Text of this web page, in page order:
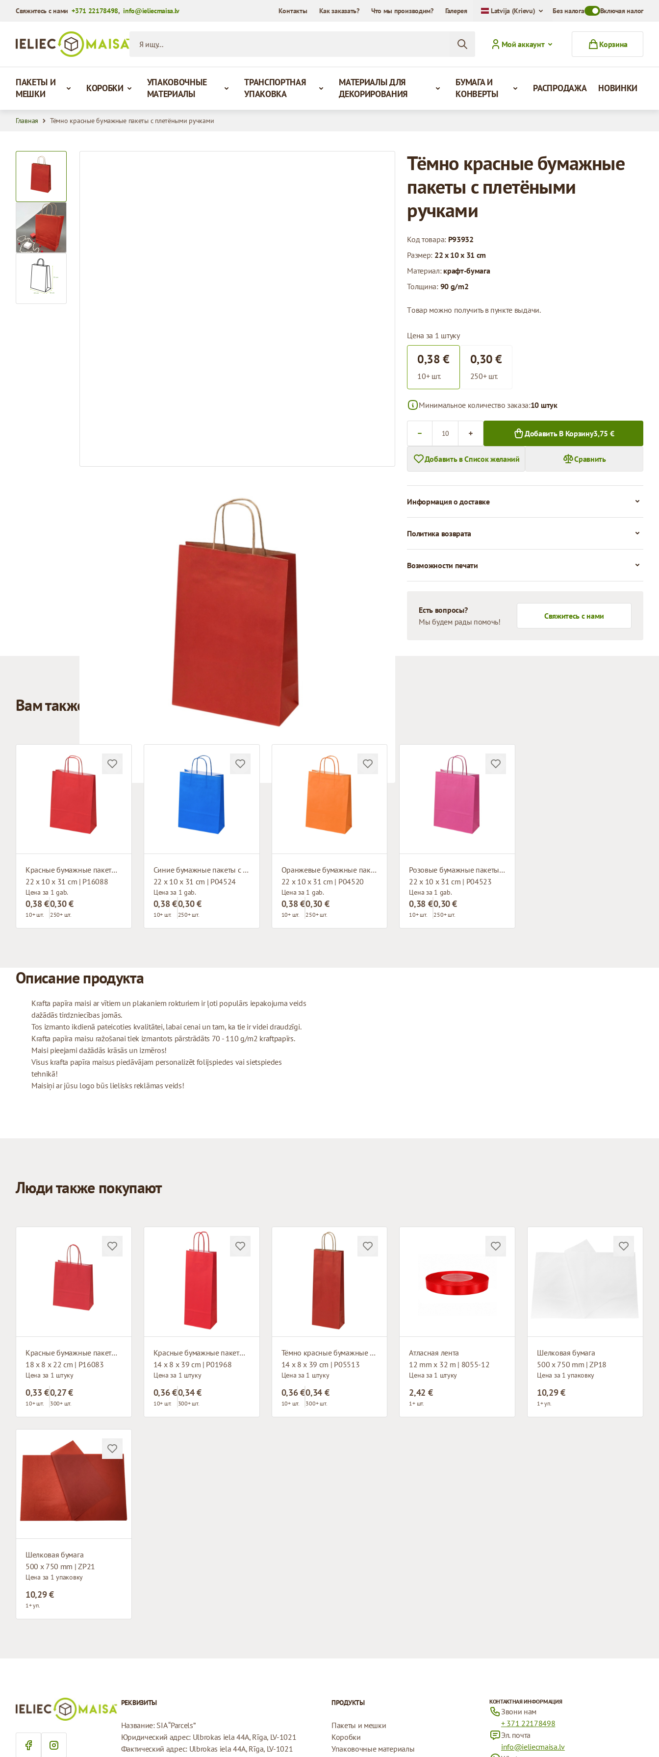
Свяжитесь с нами+371 22178498,info@ieliecmaisa.lv Контакты Как заказать? Что мы производим? Галерея Latvija (Krievu) Без налогаToggle VAT Mode
Включая налог
Мой аккаунт
Корзина
ПАКЕТЫ И
МЕШКИ
КОРОБКИ
УПАКОВОЧНЫЕ
МАТЕРИАЛЫ
ТРАНСПОРТНАЯ
УПАКОВКА
МАТЕРИАЛЫ ДЛЯ
ДЕКОРИРОВАНИЯ
БУМАГА И
КОНВЕРТЫ
РАСПРОДАЖА НОВИНКИ
Главная Тёмно красные бумажные пакеты с плетёными ручками
View larger image
View larger image
View larger image
Тёмно красные бумажные
пакеты с плетёными
ручками
Код товара: P93932
Размер: 22 x 10 x 31 cm
Материал: крафт-бумага
Толщина: 90 g/m2
Tовар можно получить в пункте выдачи.
Цена за 1 штуку
0,38 €
10+ шт.
0,30 €
250+ шт.
Минимальное количество заказа:10 штук
Добавить В Корзину3,75 €
Добавить в Список желаний Сравнить
Информация о доставке
Политика возврата
Возможности печати
Есть вопросы?
Мы будем рады помочь!
Свяжитесь с нами
Вам также может понравиться
Красные бумажные пакеты с плетёными ручками
22 x 10 x 31 cm | P16088
Цена за 1 gab.
0,38 €
10+ шт.
0,30 €
250+ шт.
Синие бумажные пакеты с плетёными ручками
22 x 10 x 31 cm | P04524
Цена за 1 gab.
0,38 €
10+ шт.
0,30 €
250+ шт.
Оранжевые бумажные пакеты с плетёными ручками
22 x 10 x 31 cm | P04520
Цена за 1 gab.
0,38 €
10+ шт.
0,30 €
250+ шт.
Розовые бумажные пакеты с плетёными ручками
22 x 10 x 31 cm | P04523
Цена за 1 gab.
0,38 €
10+ шт.
0,30 €
250+ шт.
Описание продукта
Krafta papīra maisi ar vītiem un plakaniem rokturiem ir ļoti populārs iepakojuma veids
dažādās tirdzniecības jomās.
Tos izmanto ikdienā pateicoties kvalitātei, labai cenai un tam, ka tie ir videi draudzīgi.
Krafta papīra maisu ražošanai tiek izmantots pārstrādāts 70 - 110 g/m2 kraftpapīrs.
Maisi pieejami dažādās krāsās un izmēros!
Visus krafta papīra maisus piedāvājam personalizēt folijspiedes vai sietspiedes
tehnikā!
Maisiņi ar jūsu logo būs lielisks reklāmas veids!
Люди также покупают
Красные бумажные пакеты с плетёными ручками
18 x 8 x 22 cm | P16083
Цена за 1 штуку
0,33 €
10+ шт.
0,27 €
300+ шт.
Красные бумажные пакеты с плетёными ручками
14 x 8 x 39 cm | P01968
Цена за 1 штуку
0,36 €
10+ шт.
0,34 €
300+ шт.
Тёмно красные бумажные пакеты с плетёными ручками
14 x 8 x 39 cm | P05513
Цена за 1 штуку
0,36 €
10+ шт.
0,34 €
300+ шт.
Атласная лента
12 mm x 32 m | 8055-12
Цена за 1 штуку
2,42 €
1+ шт.
Шелковая бумага
500 x 750 mm | ZP18
Цена за 1 упаковку
10,29 €
1+ уп.
Шелковая бумага
500 x 750 mm | ZP21
Цена за 1 упаковку
10,29 €
1+ уп.
РЕКВИЗИТЫ
Название: SIA “Parcels”
Юридический адрес: Ulbrokas iela 44A, Rīga, LV-1021
Фактический адрес: Ulbrokas iela 44A, Rīga, LV-1021
ПРОДУКТЫ
Пакеты и мешки
Коробки
Упаковочные материалы
КОНТАКТНАЯ ИНФОРМАЦИЯ
Звони нам
+ 371 22178498
Эл. почта
info@ieliecmaisa.lv